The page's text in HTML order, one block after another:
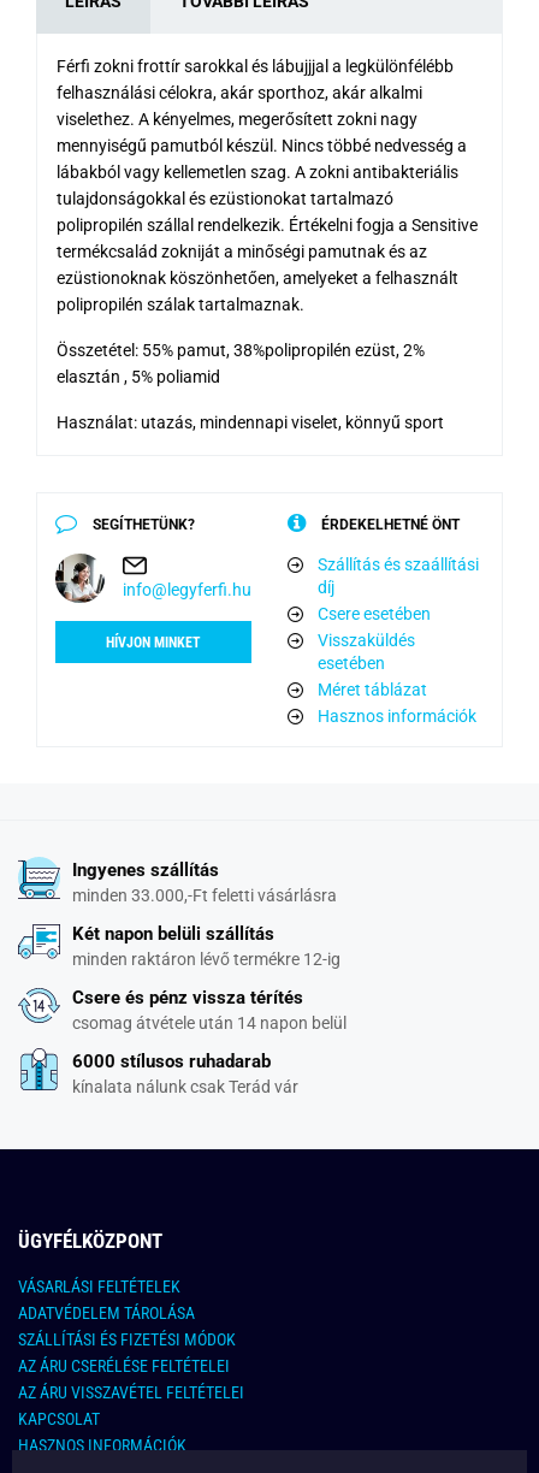
Férfi zokni frottír sarokkal és lábujjjal a legkülönfélébb
felhasználási célokra, akár sporthoz, akár alkalmi
viselethez. A kényelmes, megerősített zokni nagy
mennyiségű pamutból készül. Nincs többé nedvesség a
lábakból vagy kellemetlen szag. A zokni antibakteriális
tulajdonságokkal és ezüstionokat tartalmazó
polipropilén szállal rendelkezik. Értékelni fogja a Sensitive
termékcsalád zokniját a minőségi pamutnak és az
ezüstionoknak köszönhetően, amelyeket a felhasznált
polipropilén szálak tartalmaznak.
Összetétel: 55% pamut, 38%polipropilén ezüst, 2%
elasztán , 5% poliamid
Használat: utazás, mindennapi viselet, könnyű sport
SEGÍTHETÜNK?
info@legyferfi.hu
HÍVJON MINKET
ÉRDEKELHETNÉ ÖNT
Szállítás és szaállítási
díj
Csere esetében
Visszaküldés
esetében
Méret táblázat
Hasznos információk
Ingyenes szállítás
minden 33.000,-Ft feletti vásárlásra
Két napon belüli szállítás
minden raktáron lévő termékre 12-ig
Csere és pénz vissza térítés
csomag átvétele után 14 napon belül
6000 stílusos ruhadarab
kínalata nálunk csak Terád vár
ÜGYFÉLKÖZPONT
VÁSARLÁSI FELTÉTELEK
ADATVÉDELEM TÁROLÁSA
SZÁLLÍTÁSI ÉS FIZETÉSI MÓDOK
AZ ÁRU CSERÉLÉSE FELTÉTELEI
AZ ÁRU VISSZAVÉTEL FELTÉTELEI
KAPCSOLAT
HASZNOS INFORMÁCIÓK